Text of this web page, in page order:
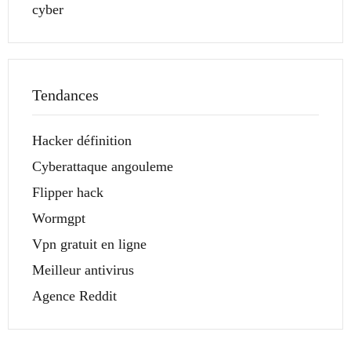
cyber
Tendances
Hacker définition
Cyberattaque angouleme
Flipper hack
Wormgpt
Vpn gratuit en ligne
Meilleur antivirus
Agence Reddit